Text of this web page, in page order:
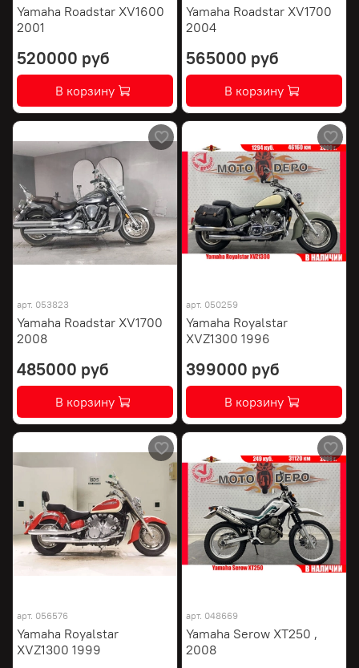
Yamaha Roadstar XV1600
2001
520000 руб
В корзину
Yamaha Roadstar XV1700
2004
565000 руб
В корзину
арт. 053823
Yamaha Roadstar XV1700
2008
485000 руб
В корзину
арт. 050259
Yamaha Royalstar
XVZ1300 1996
399000 руб
В корзину
арт. 056576
Yamaha Royalstar
XVZ1300 1999
арт. 048669
Yamaha Serow XT250 ,
2008